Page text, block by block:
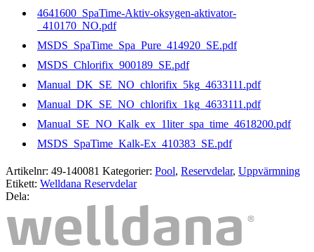
4641600_SpaTime-Aktiv-oksygen-aktivator-
_410170_NO.pdf
MSDS_SpaTime_Spa_Pure_414920_SE.pdf
MSDS_Chlorifix_900189_SE.pdf
Manual_DK_SE_NO_chlorifix_5kg_4633111.pdf
Manual_DK_SE_NO_chlorifix_1kg_4633111.pdf
Manual_SE_NO_Kalk_ex_1liter_spa_time_4618200.pdf
MSDS_SpaTime_Kalk-Ex_410383_SE.pdf
Artikelnr: 49-140081 Kategorier: Pool, Reservdelar, Uppvärmning
Etikett: Welldana Reservdelar
Dela: